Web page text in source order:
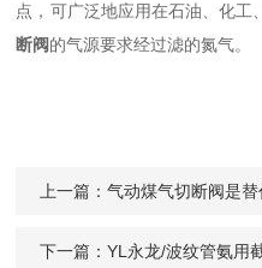
点，可广泛地应用在石油、化工
断阀的气源要求经过滤的氮气。
上一篇：气动煤气切断阀是
下一篇：YL永龙/波纹管氨用